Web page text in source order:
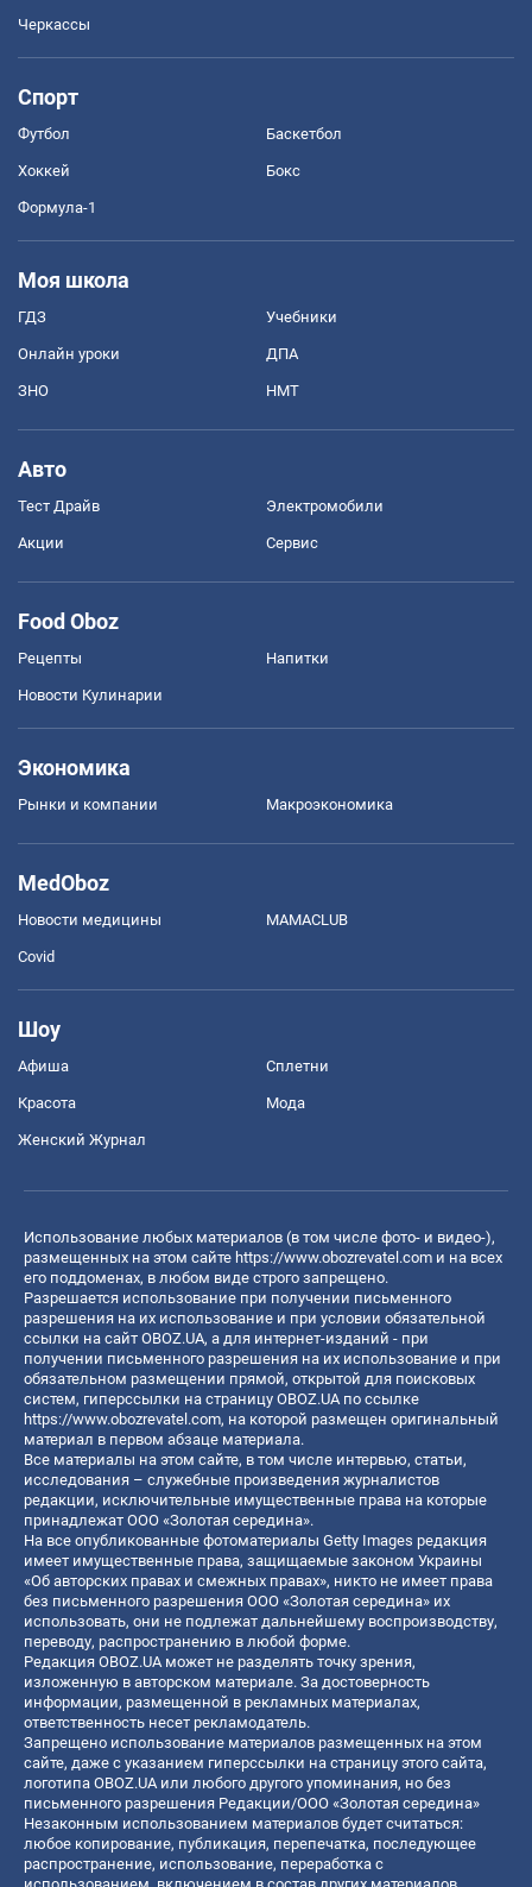
Черкассы
Спорт
Футбол Баскетбол
Хоккей Бокс
Формула-1
Моя школа
ГДЗ Учебники
Онлайн уроки ДПА
ЗНО НМТ
Авто
Тест Драйв Электромобили
Акции Сервис
Food Oboz
Рецепты Напитки
Новости Кулинарии
Экономика
Рынки и компании Mакроэкономика
MedOboz
Новости медицины MAMACLUB
Covid
Шоу
Афиша Сплетни
Красота Мода
Женский Журнал
Использование любых материалов (в том числе фото- и видео-),
размещенных на этом сайте https://www.obozrevatel.com и на всех
его поддоменах, в любом виде строго запрещено.
Разрешается использование при получении письменного
разрешения на их использование и при условии обязательной
ссылки на сайт OBOZ.UA, а для интернет-изданий - при
получении письменного разрешения на их использование и при
обязательном размещении прямой, открытой для поисковых
систем, гиперссылки на страницу OBOZ.UA по ссылке
https://www.obozrevatel.com, на которой размещен оригинальный
материал в первом абзаце материала.
Все материалы на этом сайте, в том числе интервью, статьи,
исследования – служебные произведения журналистов
редакции, исключительные имущественные права на которые
принадлежат ООО «Золотая середина».
На все опубликованные фотоматериалы Getty Images редакция
имеет имущественные права, защищаемые законом Украины
«Об авторских правах и смежных правах», никто не имеет права
без письменного разрешения ООО «Золотая середина» их
использовать, они не подлежат дальнейшему воспроизводству,
переводу, распространению в любой форме.
Редакция OBOZ.UA может не разделять точку зрения,
изложенную в авторском материале. За достоверность
информации, размещенной в рекламных материалах,
ответственность несет рекламодатель.
Запрещено использование материалов размещенных на этом
сайте, даже с указанием гиперссылки на страницу этого сайта,
логотипа OBOZ.UA или любого другого упоминания, но без
письменного разрешения Редакции/ООО «Золотая середина»
Незаконным использованием материалов будет считаться:
любое копирование, публикация, перепечатка, последующее
распространение, использование, переработка с